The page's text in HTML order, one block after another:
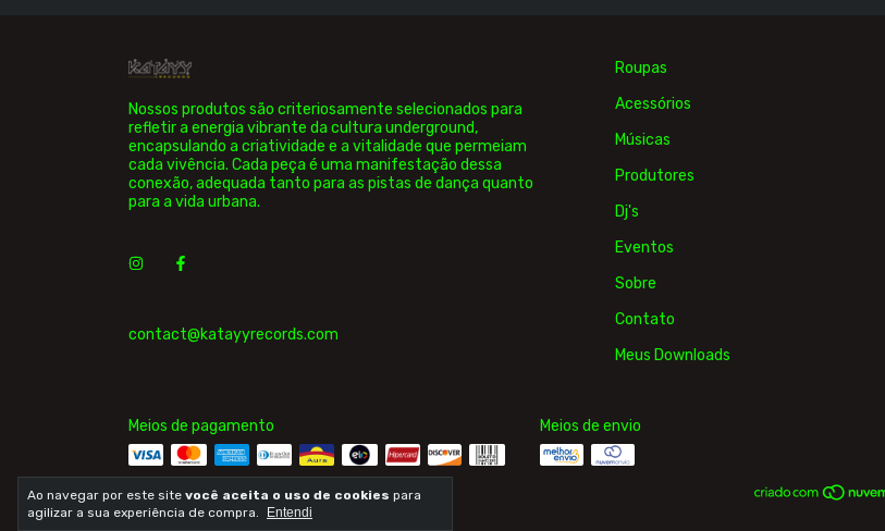
Ao navegar por este site você aceita o uso de cookies para
agilizar a sua experiência de compra.
Entendi
Nossos produtos são criteriosamente selecionados para
refletir a energia vibrante da cultura underground,
encapsulando a criatividade e a vitalidade que permeiam
cada vivência. Cada peça é uma manifestação dessa
conexão, adequada tanto para as pistas de dança quanto
para a vida urbana.
contact@katayyrecords.com
Roupas
Acessórios
Músicas
Produtores
Dj's
Eventos
Sobre
Contato
Meus Downloads
Meios de pagamento Meios de envio